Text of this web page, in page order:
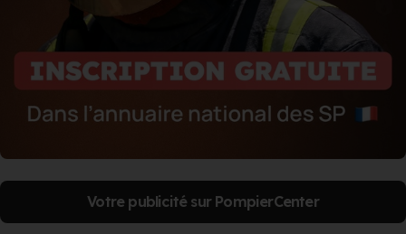
Votre publicité sur PompierCenter